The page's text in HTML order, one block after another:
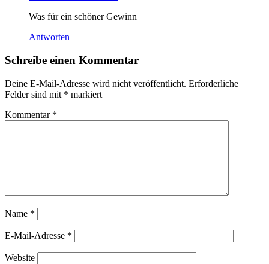
Was für ein schöner Gewinn
Antworten
Schreibe einen Kommentar
Deine E-Mail-Adresse wird nicht veröffentlicht. Erforderliche
Felder sind mit * markiert
Kommentar *
Name *
E-Mail-Adresse *
Website